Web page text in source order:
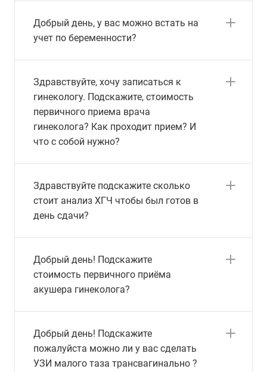
Добрый день, у вас можно встать на
учет по беременности?
Здравствуйте, хочу записаться к
гинекологу. Подскажите, стоимость
первичного приема врача
гинеколога? Как проходит прием? И
что с собой нужно?
Здравствуйте подскажите сколько
стоит анализ ХГЧ чтобы был готов в
день сдачи?
Добрый день! Подскажите
стоимость первичного приёма
акушера гинеколога?
Добрый день! Подскажите
пожалуйста можно ли у вас сделать
УЗИ малого таза трансвагинально ?